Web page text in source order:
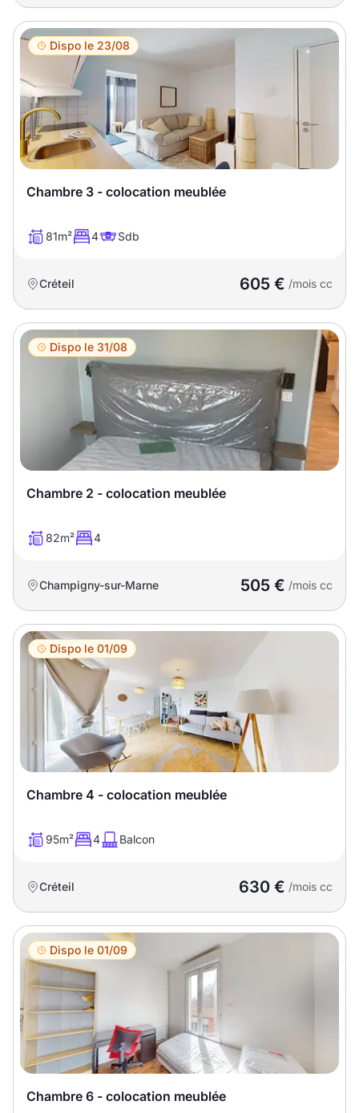
Dispo le 23/08
Chambre 3 - colocation meublée
81m² 4 Sdb
Créteil 605 € /mois cc
Dispo le 31/08
Chambre 2 - colocation meublée
82m² 4
Champigny-sur-Marne 505 € /mois cc
Dispo le 01/09
Chambre 4 - colocation meublée
95m² 4 Balcon
Créteil 630 € /mois cc
Dispo le 01/09
Chambre 6 - colocation meublée